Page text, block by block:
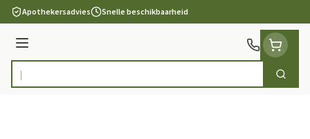
Ga naar de inhoud
Apothekersadvies Snelle beschikbaarheid
Menu
Product, merk, categorie... Zoek